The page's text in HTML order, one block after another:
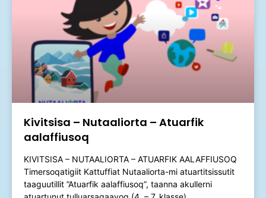
Kivitsisa – Nutaaliorta – Atuarfik
aalaffiusoq
KIVITSISA – NUTAALIORTA – ATUARFIK AALAFFIUSOQ
Timersoqatigiit Kattuffiat Nutaaliorta-mi atuartitsissutit
taaguutillit ”Atuarfik aalaffiusoq”, taanna akullerni